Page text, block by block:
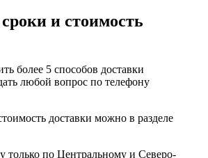
и стоимость
более 5 способов доставки
любой вопрос по телефону
доставки можно в разделе
только по Центральному и Северо-